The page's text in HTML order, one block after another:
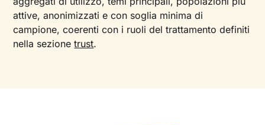
attive, anonimizzati e con soglia minima di
campione, coerenti con i ruoli del trattamento definiti
nella sezionetrust.